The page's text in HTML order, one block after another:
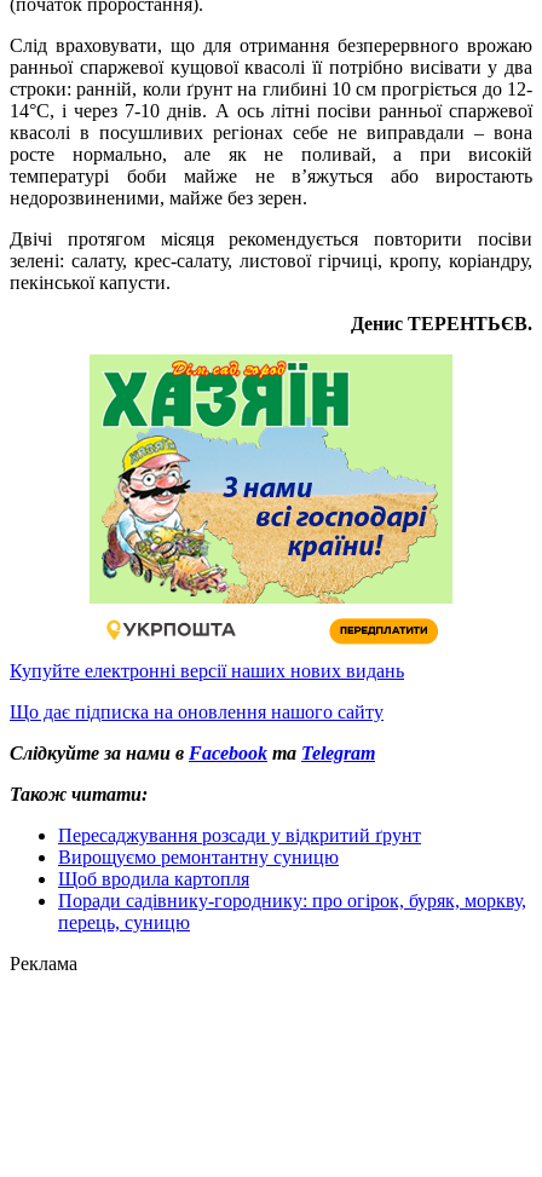
(початок проростання).
Слід враховувати, що для отримання безперервного врожаю
ранньої спаржевої кущової квасолі її потрібно висівати у два
строки: ранній, коли ґрунт на глибині 10 см прогріється до 12-
14°С, і через 7-10 днів. А ось літні посіви ранньої спаржевої
квасолі в посушливих регіонах себе не виправдали – вона
росте нормально, але як не поливай, а при високій
температурі боби майже не в’яжуться або виростають
недорозвиненими, майже без зерен.
Двічі протягом місяця рекомендується повторити посіви
зелені: салату, крес-салату, листової гірчиці, кропу, коріандру,
пекінської капусти.
Денис ТЕРЕНТЬЄВ.
Купуйте електронні версії наших нових видань
Що дає підписка на оновлення нашого сайту
Слідкуйте за нами в Facebook та Telegram
Також читати:
Пересаджування розсади у відкритий ґрунт
Вирощуємо ремонтантну суницю
Щоб вродила картопля
Поради садівнику-городнику: про огірок, буряк, моркву,
перець, суницю
Реклама